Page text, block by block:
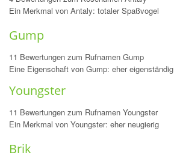
Ein Merkmal von Antaly: totaler Spaßvogel
Gump
11 Bewertungen zum Rufnamen Gump
Eine Eigenschaft von Gump: eher eigenständig
Youngster
11 Bewertungen zum Rufnamen Youngster
Ein Merkmal von Youngster: eher neugierig
Brik